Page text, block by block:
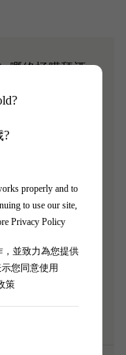
?
properly and to
to use our site,
Privacy Policy
，並致力為您提供
您同意使用
策
嘅終極膜拜酒
史無前例嘅境
猶如最頂級嘅
韻長達數分
拍賣會無價
中式紅燒花膠